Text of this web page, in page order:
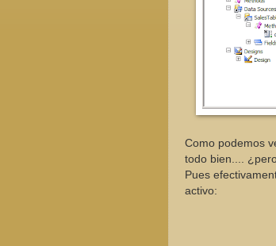
Como podemos
todo bien....
Pues
activo: